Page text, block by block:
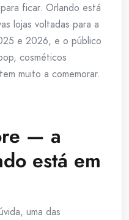
ficar. Orlando está
lojas voltadas para a
e 2026, e o público
cosméticos
muito a comemorar.
— a
está em
uma das